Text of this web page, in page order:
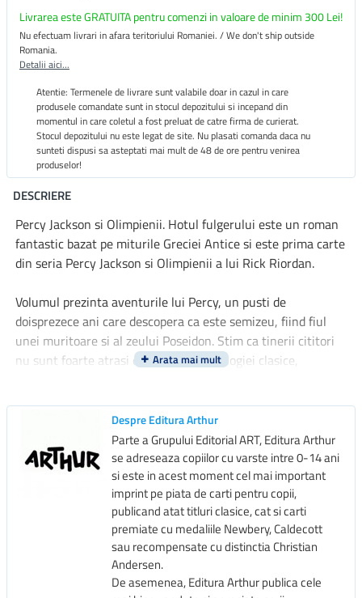
Livrarea este GRATUITA pentru comenzi in valoare de minim 300 Lei!
Nu efectuam livrari in afara teritoriului Romaniei. / We don't ship outside
Romania.
Detalii aici...
Atentie: Termenele de livrare sunt valabile doar in cazul in care
produsele comandate sunt in stocul depozitului si incepand din
momentul in care coletul a fost preluat de catre firma de curierat.
Stocul depozitului nu este legat de site. Nu plasati comanda daca nu
sunteti dispusi sa asteptati mai mult de 48 de ore pentru venirea
produselor!
Despre Editura Arthur
Parte a Grupului Editorial ART, Editura Arthur
se adreseaza copiilor cu varste intre 0-14 ani
si este in acest moment cel mai important
imprint pe piata de carti pentru copii,
publicand atat titluri clasice, cat si carti
premiate cu medaliile Newbery, Caldecott
sau recompensate cu distinctia Christian
Andersen.
De asemenea, Editura Arthur publica cele
DESCRIERE
Percy Jackson si Olimpienii. Hotul fulgerului este un roman
fantastic bazat pe miturile Greciei Antice si este prima carte
din seria Percy Jackson si Olimpienii a lui Rick Riordan.
Volumul prezinta aventurile lui Percy, un pusti de
doisprezece ani care descopera ca este semizeu, fiind fiul
unei muritoare si al zeului Poseidon. Stim ca tinerii cititori
nu sunt foarte atrasi de povestile mitologiei clasice,
Rick Riordan contracareaza aceste neajunsuri, fiind un
excelent indrumar mitologic, plin de aventura si pe gustul
copiilor cu varsta cuprinsa intre 10 si 15 ani. Rick Riordan
reuseste, cu multa abilitate, sa plaseze istorisirile din cartile
lui Homer intr-un context actual, folosindu-se de umor si
reconstruind aventurile clasice intr-un ritm alert, ce tine
cititorul cu sufletul la gura.
Cartile seriei Percy Jackson si Olimpienii s-au vandut in
peste 15 milioane de exemplare in primii partu ani de la